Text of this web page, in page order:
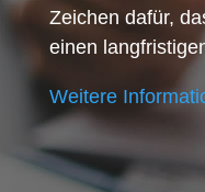
Zeichen dafür,
einen
Weitere